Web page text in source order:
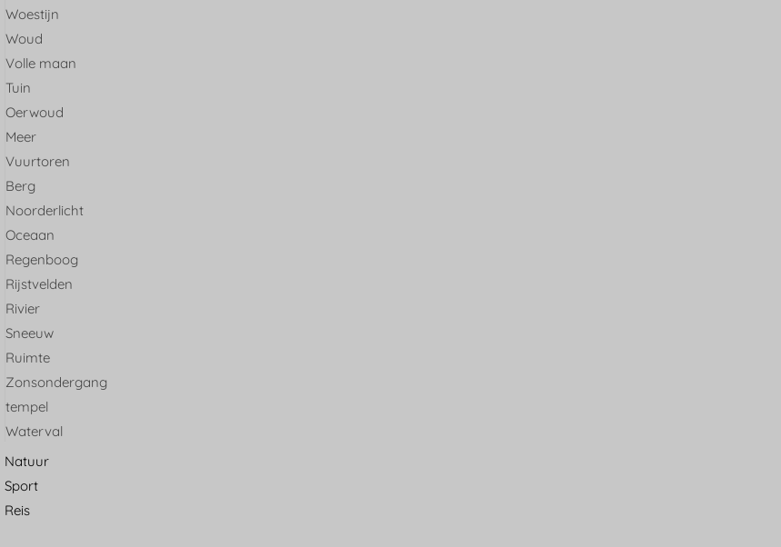
Woestijn
Woud
Volle maan
Tuin
Oerwoud
Meer
Vuurtoren
Berg
Noorderlicht
Oceaan
Regenboog
Rijstvelden
Rivier
Sneeuw
Ruimte
Zonsondergang
tempel
Waterval
Natuur
Sport
Reis